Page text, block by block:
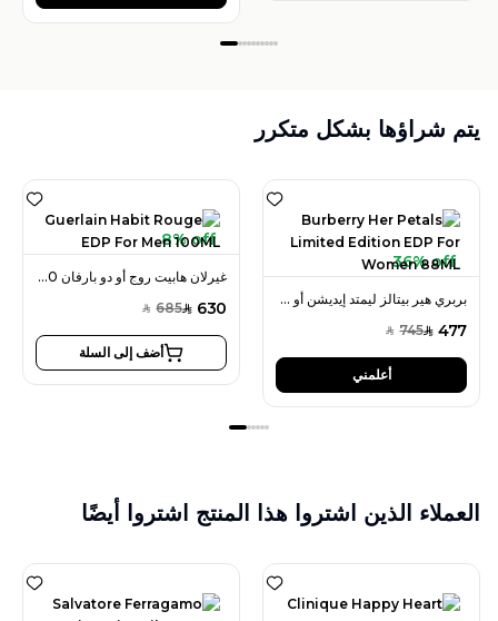
يتم شراؤها بشكل متكرر
8% off
غيرلان هابيت روج أو دو بارفان 100 مل للرجال
SAR 630
SAR 685
أضف إلى السلة
36% off
بربري هير بيتالز ليمتد إيديشن أو دو بارفان 88 مل للنساء
SAR 477
SAR 745
أعلمني
العملاء الذين اشتروا هذا المنتج اشتروا أيضًا